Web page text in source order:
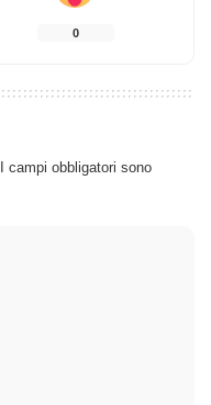
0
I campi obbligatori sono